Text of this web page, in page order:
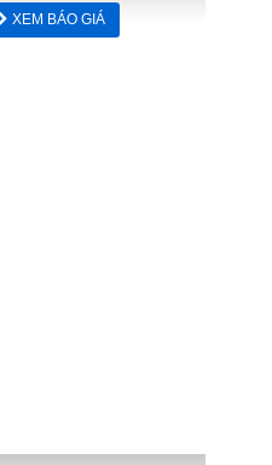
XEM BÁO GIÁ